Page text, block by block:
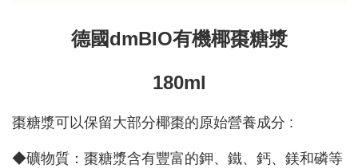
德國dmBIO有機椰棗糖漿
180ml
棗糖漿可以保留大部分椰棗的原始營養成分 :
◆礦物質：棗糖漿含有豐富的鉀、鐵、鈣、鎂和磷等